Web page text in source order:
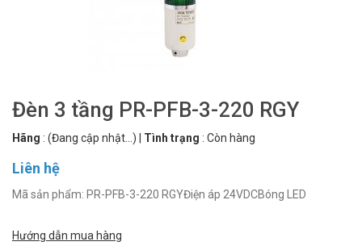
Đèn 3 tầng PR-PFB-3-220 RGY
Hãng : (Đang cập nhật...) Tình trạng : Còn hàng
Liên hệ
Mã sản phẩm: PR-PFB-3-220 RGYĐiện áp 24VDCBóng LED
Hướng dẫn mua hàng